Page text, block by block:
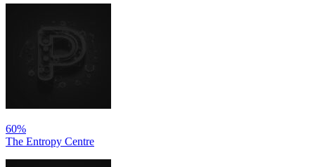
60%
The Entropy Centre